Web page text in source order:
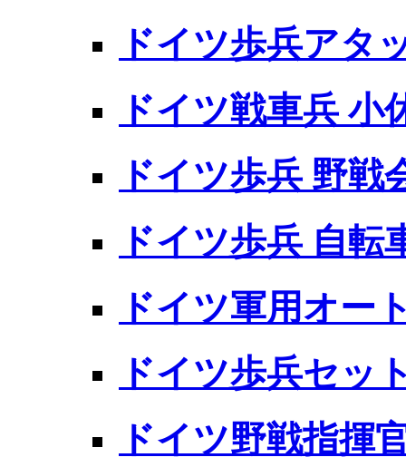
ドイツ歩兵アタ
ドイツ戦車兵 小
ドイツ歩兵 野戦
ドイツ歩兵 自転
ドイツ軍用オ
ドイツ歩兵セッ
ドイツ野戦指揮